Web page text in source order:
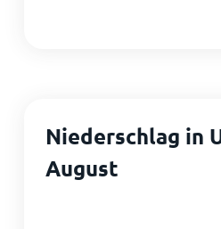
Niederschlag in
August